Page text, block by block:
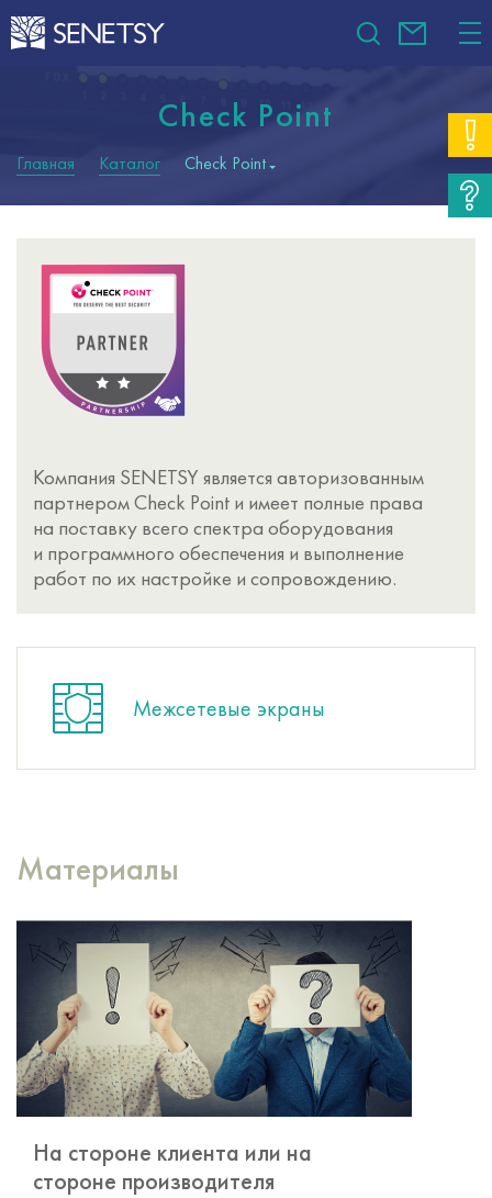
Check Point
Главная Каталог Check Point
Компания SENETSY является авторизованным
партнером Check Point и имеет полные права
на поставку всего спектра оборудования
и программного обеспечения и выполнение
работ по их настройке и сопровождению.
Межсетевые экраны
Материалы
На стороне клиента или на
стороне производителя